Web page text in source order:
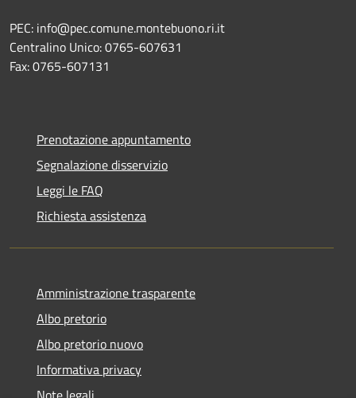
PEC: info@pec.comune.montebuono.ri.it
Centralino Unico: 0765-607631
Fax: 0765-607131
Prenotazione appuntamento
Segnalazione disservizio
Leggi le FAQ
Richiesta assistenza
Amministrazione trasparente
Albo pretorio
Albo pretorio nuovo
Informativa privacy